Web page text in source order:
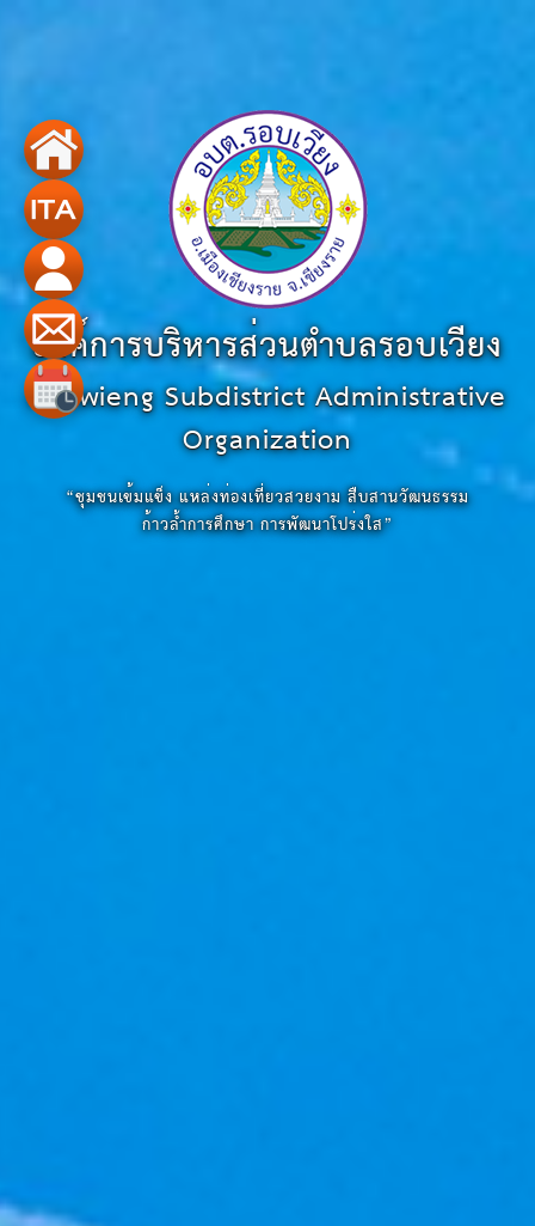
องค์การบริหารส่วนตำบลรอบเวียง
Robwieng Subdistrict Administrative
Organization
“ชุมชนเข้มแข็ง แหล่งท่องเที่ยวสวยงาม สืบสานวัฒนธรรม
ก้าวล้ำการศึกษา การพัฒนาโปร่งใส”